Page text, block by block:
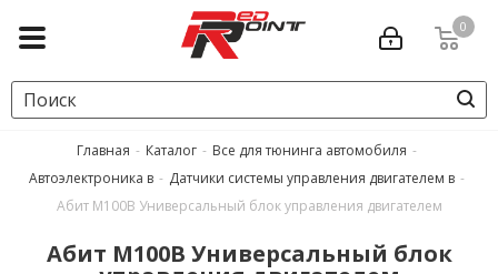
0
Главная - Каталог - Все для тюнинга автомобиля -
Автоэлектроника в - Датчики системы управления двигателем в -
Абит М100В Универсальный блок управления двигателем
Абит М100В Универсальный блок